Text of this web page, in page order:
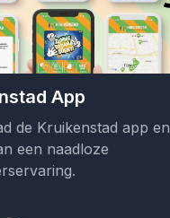
App
de Kruikenstad app en
een naadloze